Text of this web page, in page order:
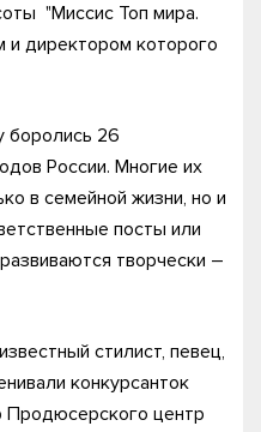
"Миссис Топ мира.
и директором которого
боролись 26
России. Многие их
в семейной жизни, но и
посты или
творчески –
стилист, певец,
конкурсанток
Продюсерского центр